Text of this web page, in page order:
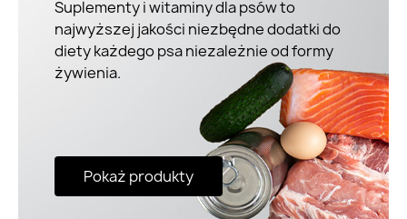
Suplementy i witaminy dla psów to
najwyższej jakości niezbędne dodatki do
diety każdego psa niezależnie od formy
żywienia.
Pokaż produkty